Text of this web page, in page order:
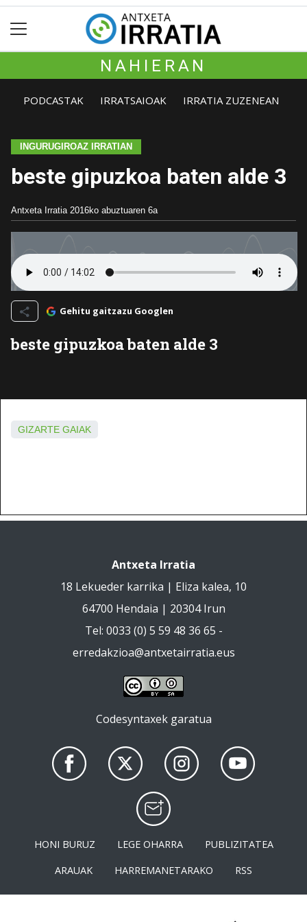
NAHIERAN
PODCASTAK IRRATSAIOAK IRRATIA ZUZENEAN
INGURUGIROAZ IRRATIAN
beste gipuzkoa baten alde 3
Antxeta Irratia 2016ko abuztuaren 6a
Gehitu gaitzazu Googlen
beste gipuzkoa baten alde 3
GIZARTE GAIAK
Antxeta Irratia
18 Lekueder karrika | Eliza kalea, 10
64700 Hendaia | 20304 Irun
Tel: 0033 (0) 5 59 48 36 65 -
erredakzioa@antxetairratia.eus
Codesyntaxek garatua
HONI BURUZ LEGE OHARRA
PUBLIZITATEA
ARAUAK
HARREMANETARAKO RSS